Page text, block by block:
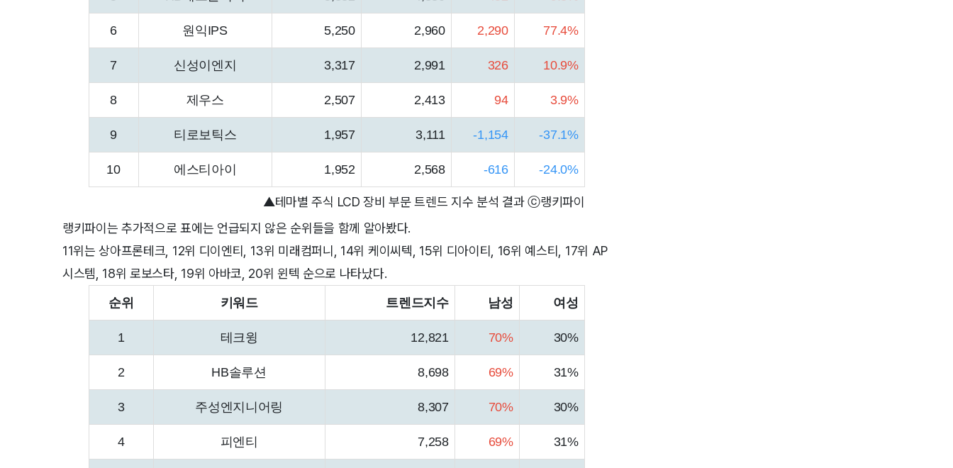
6 원익IPS 5,250 2,960 2,290 77.4%
7 신성이엔지 3,317 2,991 326 10.9%
8 제우스 2,507 2,413 94 3.9%
9 티로보틱스 1,957 3,111 -1,154 -37.1%
10 에스티아이 1,952 2,568 -616 -24.0%
▲테마별 주식 LCD 장비 부문 트렌드 지수 분석 결과 ⓒ랭키파이
랭키파이는 추가적으로 표에는 언급되지 않은 순위들을 함께 알아봤다.
11위는 상아프론테크, 12위 디이엔티, 13위 미래컴퍼니, 14위 케이씨텍, 15위 디아이티, 16위 예스티, 17위 AP
시스템, 18위 로보스타, 19위 아바코, 20위 윈텍 순으로 나타났다.
순위 키워드 트렌드지수 남성 여성
1 테크윙 12,821 70% 30%
2 HB솔루션 8,698 69% 31%
3 주성엔지니어링 8,307 70% 30%
4 피엔티 7,258 69% 31%